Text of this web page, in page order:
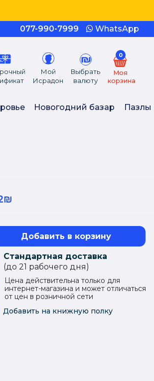
077-990-7999 WhatsApp
Мой
Исрадон
Выбрать
валюту
0
Моя
корзина
Новогодний базар Пазлы
Добавить в корзину
Стандартная доставка
(до 21 рабочего дня)
Цена действительна только для
интернет-магазина и может отличаться
от цен в розничной сети
Добавить на книжную полку